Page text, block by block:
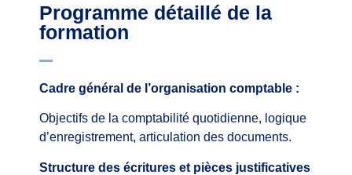
Programme détaillé de la
formation
Cadre général de l’organisation comptable :
Objectifs de la comptabilité quotidienne, logique
d’enregistrement, articulation des documents.
Structure des écritures et pièces justificatives